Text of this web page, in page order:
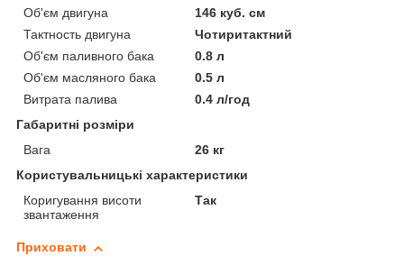
Об'єм двигуна
146 куб. см
Тактность двигуна
Чотиритактний
Об'єм паливного бака
0.8 л
Об'єм масляного бака
0.5 л
Витрата палива
0.4 л/год
Габаритні розміри
Вага
26 кг
Користувальницькі характеристики
Коригування висоти
звантаження
Так
Приховати